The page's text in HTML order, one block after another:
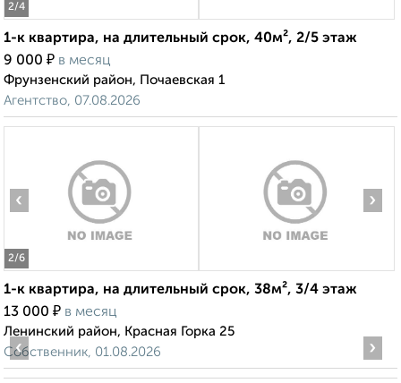
2/4
1-к квартира, на длительный срок, 40м², 2/5 этаж
9 000 ₽ в месяц
Фрунзенский район, Почаевская 1
Агентство, 07.08.2026
2/6
‹ ›
1-к квартира, на длительный срок, 38м², 3/4 этаж
13 000 ₽ в месяц
Ленинский район, Красная Горка 25
Собственник, 01.08.2026
‹ ›